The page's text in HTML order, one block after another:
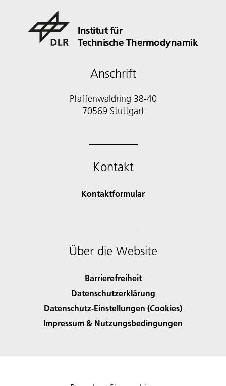
Institut für
Technische Thermodynamik
Anschrift
Pfaffenwaldring 38-40
70569 Stuttgart
Kontakt
Kontaktformular
Über die Website
Barrierefreiheit
Datenschutzerklärung
Datenschutz-Einstellungen (Cookies)
Impressum & Nutzungsbedingungen